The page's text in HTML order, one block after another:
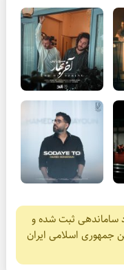
ساماندهی ثبت شده و
جمهوری اسلامی ایران